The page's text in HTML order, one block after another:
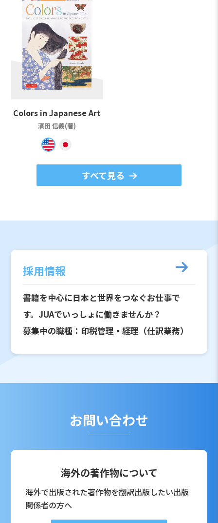
Colors in Japanese Art
濱田 信義(著)
すべて見る
採用情報
書籍を中心に日本と世界をつなぐお仕事で
す。JUAでいっしょに働きませんか？
募集中の職種：印税管理・経理（仕訳業務）
お問い合わせ
海外の著作物について
海外で出版された著作物を翻訳出版したい出版
関係者の方へ